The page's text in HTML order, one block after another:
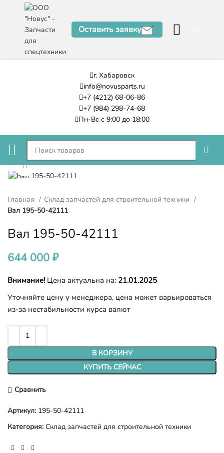
Оставить заявку
г. Хабаровск
info@novusparts.ru
+7 (4212) 68-06-86
+7 (984) 298-74-68
Пн-Вс с 9:00 до 18:00
Нажмите, чтобы увеличить
Главная
Склад запчастей для строительной техники
Вал 195-50-42111
Вал 195-50-42111
644 000 ₽
Внимание! Цена актуальна на: 21.01.2025
Уточняйте цену у менеджера, цена может варьироваться
из-за нестабильности курса валют
В КОРЗИНУ
КУПИТЬ СЕЙЧАС
Сравнить
Артикул: 195-50-42111
Категория: Склад запчастей для строительной техники